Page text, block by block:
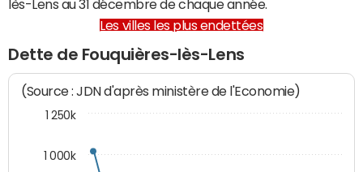
lès-Lens au 31 décembre de chaque année.
Les villes les plus endettées
Dette de Fouquières-lès-Lens
(Source : JDN d'après ministère de l'Economie)
1 000k
1 250k